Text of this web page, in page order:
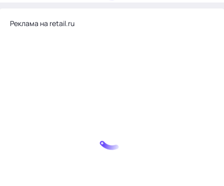
Реклама на retail.ru